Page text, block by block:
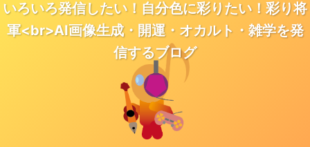
いろいろ発信したい！自分色に彩りたい！彩り将
軍<br>AI画像生成・開運・オカルト・雑学を発
信するブログ